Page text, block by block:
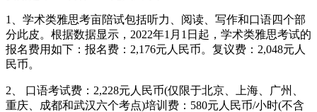
1、学术类雅思考亩陪试包括听力、阅读、写作和口语四个部
分此皮。根据数据显示，2022年1月1日起，学术类雅思考试的
报名费用如下：报名费：2,176元人民币。复议费：2,048元人
民币。
2、 口语考试费：2,228元人民币(仅限于北京、上海、广州、
重庆、成都和武汉六个考点)培训费：580元人民币/小时(不含